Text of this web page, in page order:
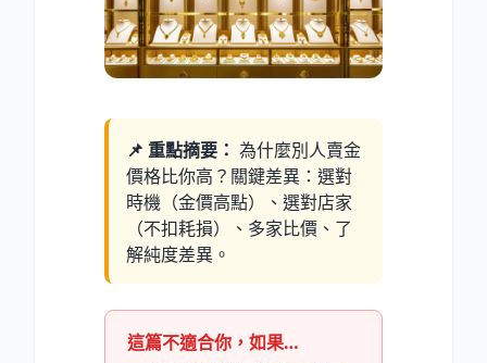
📌 重點摘要： 為什麼別人賣金
價格比你高？關鍵差異：選對
時機（金價高點）、選對店家
（不扣耗損）、多家比價、了
解純度差異。
這篇不適合你，如果…